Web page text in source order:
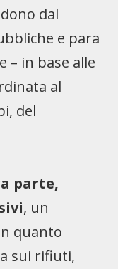
dal
e para
– in base alle
al
del
parte,
, un
quanto
sui rifiuti,